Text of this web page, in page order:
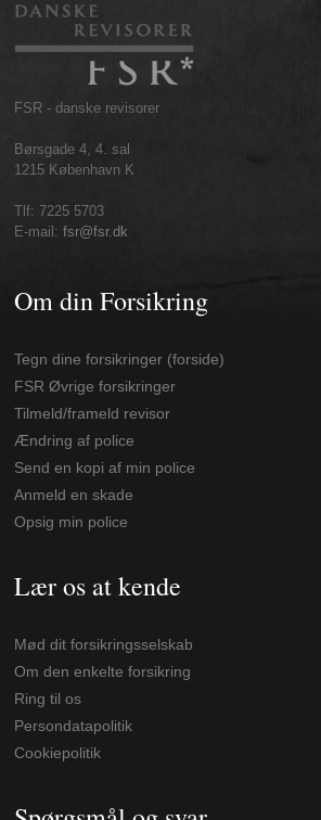
FSR - danske revisorer
Børsgade 4, 4. sal
1215 København K
Tlf: 7225 5703
E-mail:fsr@fsr.dk
Om din Forsikring
Tegn dine forsikringer (forside)
FSR Øvrige forsikringer
Tilmeld/frameld revisor
Ændring af police
Send en kopi af min police
Anmeld en skade
Opsig min police
Lær os at kende
Mød dit forsikringsselskab
Om den enkelte forsikring
Ring til os
Persondatapolitik
Cookiepolitik